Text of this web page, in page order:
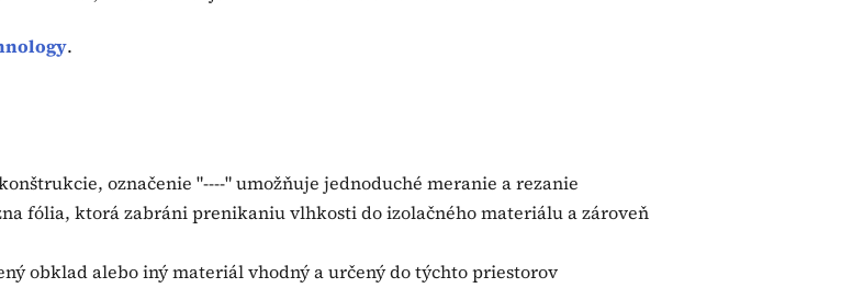
.
označenie "----" umožňuje jednoduché meranie a rezanie
fólia, ktorá zabráni prenikaniu vlhkosti do izolačného materiálu a zároveň
obklad alebo iný materiál vhodný a určený do týchto priestorov